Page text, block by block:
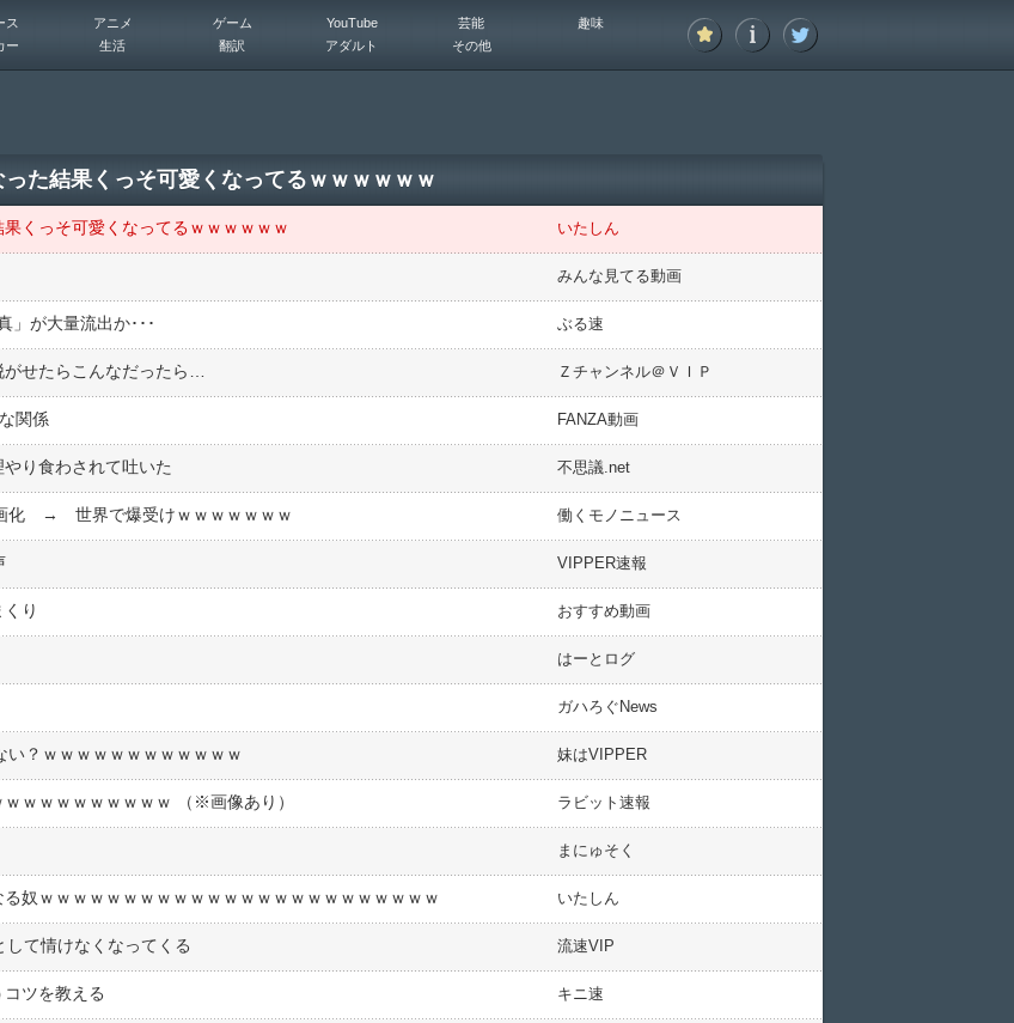
ス アニメ ゲーム YouTube 芸能
趣味
ー 生活 翻訳 アダルト その他
た結果くっそ可愛くなってるｗｗｗｗｗｗ
くっそ可愛くなってるｗｗｗｗｗｗ いたしん
みんな見てる動画
」が大量流出か･･･ ぶる速
せたらこんなだったら… Ｚチャンネル＠ＶＩＰ
関係 FANZA動画
り食わされて吐いた 不思議.net
化 → 世界で爆受けｗｗｗｗｗｗｗ 働くモノニュース
VIPPER速報
り おすすめ動画
はーとログ
ガハろぐNews
い？ｗｗｗｗｗｗｗｗｗｗｗｗ 妹はVIPPER
ｗｗｗｗｗｗｗｗｗ （※画像あり） ラビット速報
まにゅそく
奴ｗｗｗｗｗｗｗｗｗｗｗｗｗｗｗｗｗｗｗｗｗｗｗｗ いたしん
て情けなくなってくる 流速VIP
ツを教える キニ速